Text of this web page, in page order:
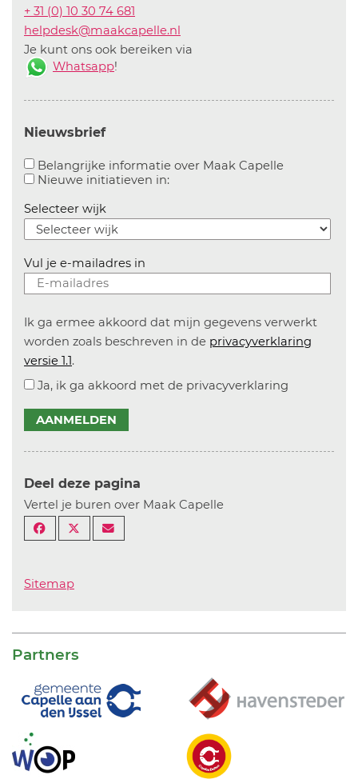
+ 31 (0) 10 30 74 681
helpdesk@maakcapelle.nl
Je kunt ons ook bereiken via
Whatsapp!
Nieuwsbrief
Belangrijke informatie over Maak CapelleAanvinken
Nieuwe initiatieven in:Aanvinken om informatie over
Selecteer wijk
Vul je e-mailadres in
Ik ga ermee akkoord dat mijn gegevens verwerkt
worden zoals beschreven in de privacyverklaring
versie 1.1.
Ja, ik ga akkoord met de privacyverklaring
AANMELDEN
Deel deze pagina
Vertel je buren over Maak Capelle
Sitemap
Partners